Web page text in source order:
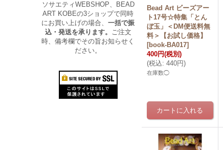
ソサエティWEBSHOP、BEAD
ART KOBEの3ショップで同時
にお買い上げの場合、一括で振
込・発送を承ります。 ご注文
時、備考欄でその旨お知らせく
ださい。
Bead Art ビーズアー
ト17号☆特集「とん
ぼ玉」＜DM便送料無
料＞【お試し価格】
[book-BA017]
400円(税別)
(税込: 440円)
在庫数◯